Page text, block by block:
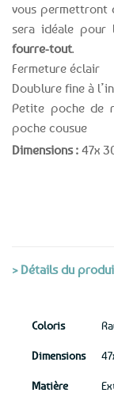
vous permettront
sera idéale pour
fourre-tout.
Fermeture éclair
Doublure fine à
Petite poche de
poche cousue
Dimensions : 47x
> Détails du
Coloris
Dimensions
Matière